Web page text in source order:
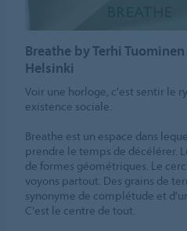
Breathe by Terhi
Helsinki
Voir une horloge, c'est sentir le
existence sociale.
Breathe est un espace dans
prendre le temps de décélérer.
de formes géométriques. Le
voyons partout. Des grains de
synonyme de complétude et
C'est le centre de tout.